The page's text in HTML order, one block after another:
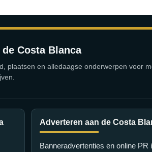
Costa Blanca
plaatsen en alledaagse onderwerpen voor
Adverteren aan de Costa
Banneradvertenties en online PR